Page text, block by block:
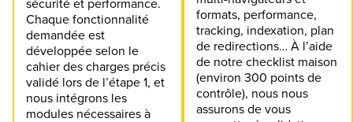
Chaque fonctionnalité
demandée est
développée selon le
cahier des charges précis
validé lors de l’étape 1, et
nous intégrons les
modules nécessaires à
formats, performance,
tracking, indexation, plan
de redirections… À l’aide
de notre checklist maison
(environ 300 points de
contrôle), nous nous
assurons de vous